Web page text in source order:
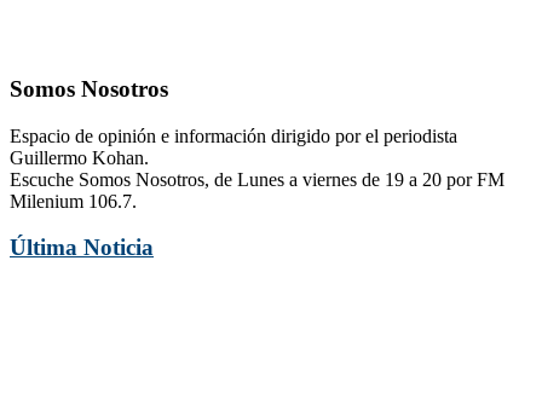
Somos Nosotros
Espacio de opinión e información dirigido por el periodista
Guillermo Kohan.
Escuche Somos Nosotros, de Lunes a viernes de 19 a 20 por FM
Milenium 106.7.
Última Noticia